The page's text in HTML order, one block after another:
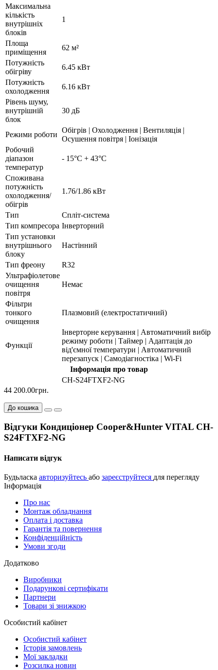
Максимальна
кількість
внутрішніх
блоків
1
Площа
приміщення
62 м²
Потужність
обігріву
6.45 кВт
Потужність
охолодження
6.16 кВт
Рівень шуму,
внутрішній
блок
30 дБ
Режими роботи
Обігрів | Охолодження | Вентиляція |
Осушення повітря | Іонізація
Робочий
діапазон
температур
- 15°С + 43°С
Споживана
потужність
охолодження/
обігрів
1.76/1.86 кВт
Тип
Спліт-система
Тип компресора Інверторний
Тип установки
внутрішнього
блоку
Настінний
Тип фреону
R32
Ультрафіолетове
очищення
повітря
Немає
Фільтри
тонкого
очищення
Плазмовий (електростатичний)
Функції
Інверторне керування | Автоматичний вибір
режиму роботи | Таймер | Адаптація до
від'ємної температури | Автоматичний
перезапуск | Cамодіагностіка | Wi-Fi
Інформація про товар
CH-S24FTXF2-NG
44 200.00грн.
До кошика
Відгуки Кондиціонер Cooper&Hunter VITAL CH-
S24FTXF2-NG
Написати відгук
Будьласка авторизуйтесь або зареєструйтеся для перегляду
Інформація
Про нас
Монтаж обладнання
Оплата і доставка
Гарантія та повернення
Конфіденційність
Умови згоди
Додатково
Виробники
Подарункові сертифікати
Партнери
Товари зі знижкою
Особистий кабінет
Особистий кабінет
Історія замовлень
Мої закладки
Розсилка новин